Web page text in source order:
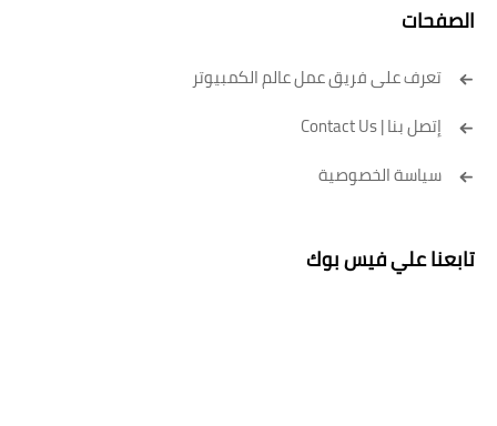
الصفحات
تعرف على فريق عمل عالم الكمبيوتر
إتصل بنا | Contact Us
سياسة الخصوصية
تابعنا علي فيس بوك